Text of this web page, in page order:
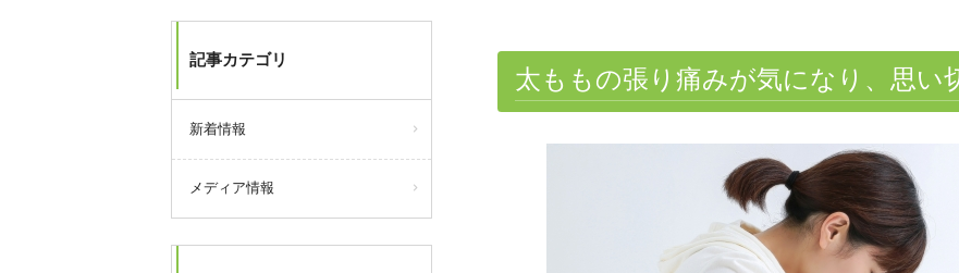
太ももの張り痛みが気になり、思い
記事カテゴリ
新着情報
メディア情報